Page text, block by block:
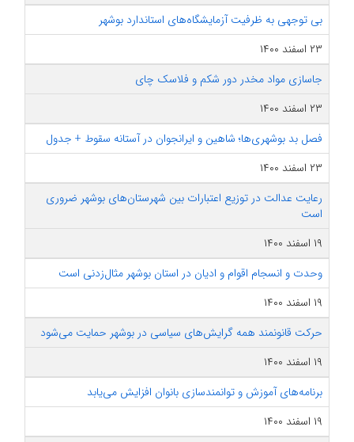
بی توجهی به ظرفیت آزمایشگاه‎‌های استاندارد بوشهر
۲۳ اسفند ۱۴۰۰
جاسازی مواد مخدر دور شکم و فلاسک چای
۲۳ اسفند ۱۴۰۰
فصل بد بوشهری‌ها؛ شاهین و ایرانجوان در آستانه سقوط + جدول
۲۳ اسفند ۱۴۰۰
رعایت عدالت در توزیع اعتبارات بین شهرستان‌های بوشهر ضروری
است
۱۹ اسفند ۱۴۰۰
وحدت و انسجام اقوام و ادیان در استان بوشهر مثال‌زدنی است
۱۹ اسفند ۱۴۰۰
حرکت قانونمند همه گرایش‌های سیاسی در بوشهر حمایت می‌شود
۱۹ اسفند ۱۴۰۰
برنامه‌های آموزش و توانمندسازی بانوان افزایش می‌یابد
۱۹ اسفند ۱۴۰۰